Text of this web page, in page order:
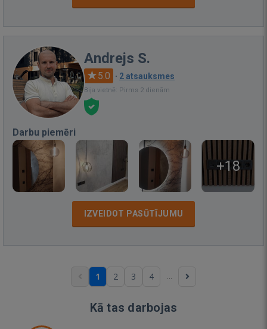
Andrejs S.
5.0 · 2 atsauksmes
Bija vietnē: Pirms 2 dienām
Darbu piemēri
+18
IZVEIDOT PASŪTĪJUMU
1 2 3 4 ...
Kā tas darbojas